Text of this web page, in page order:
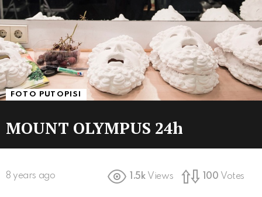
FOTO PUTOPISI
MOUNT OLYMPUS 24h
8 years ago 1.5k Views 100 Votes